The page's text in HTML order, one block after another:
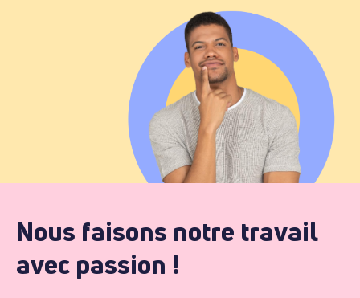
Nous faisons notre travail
avec passion !